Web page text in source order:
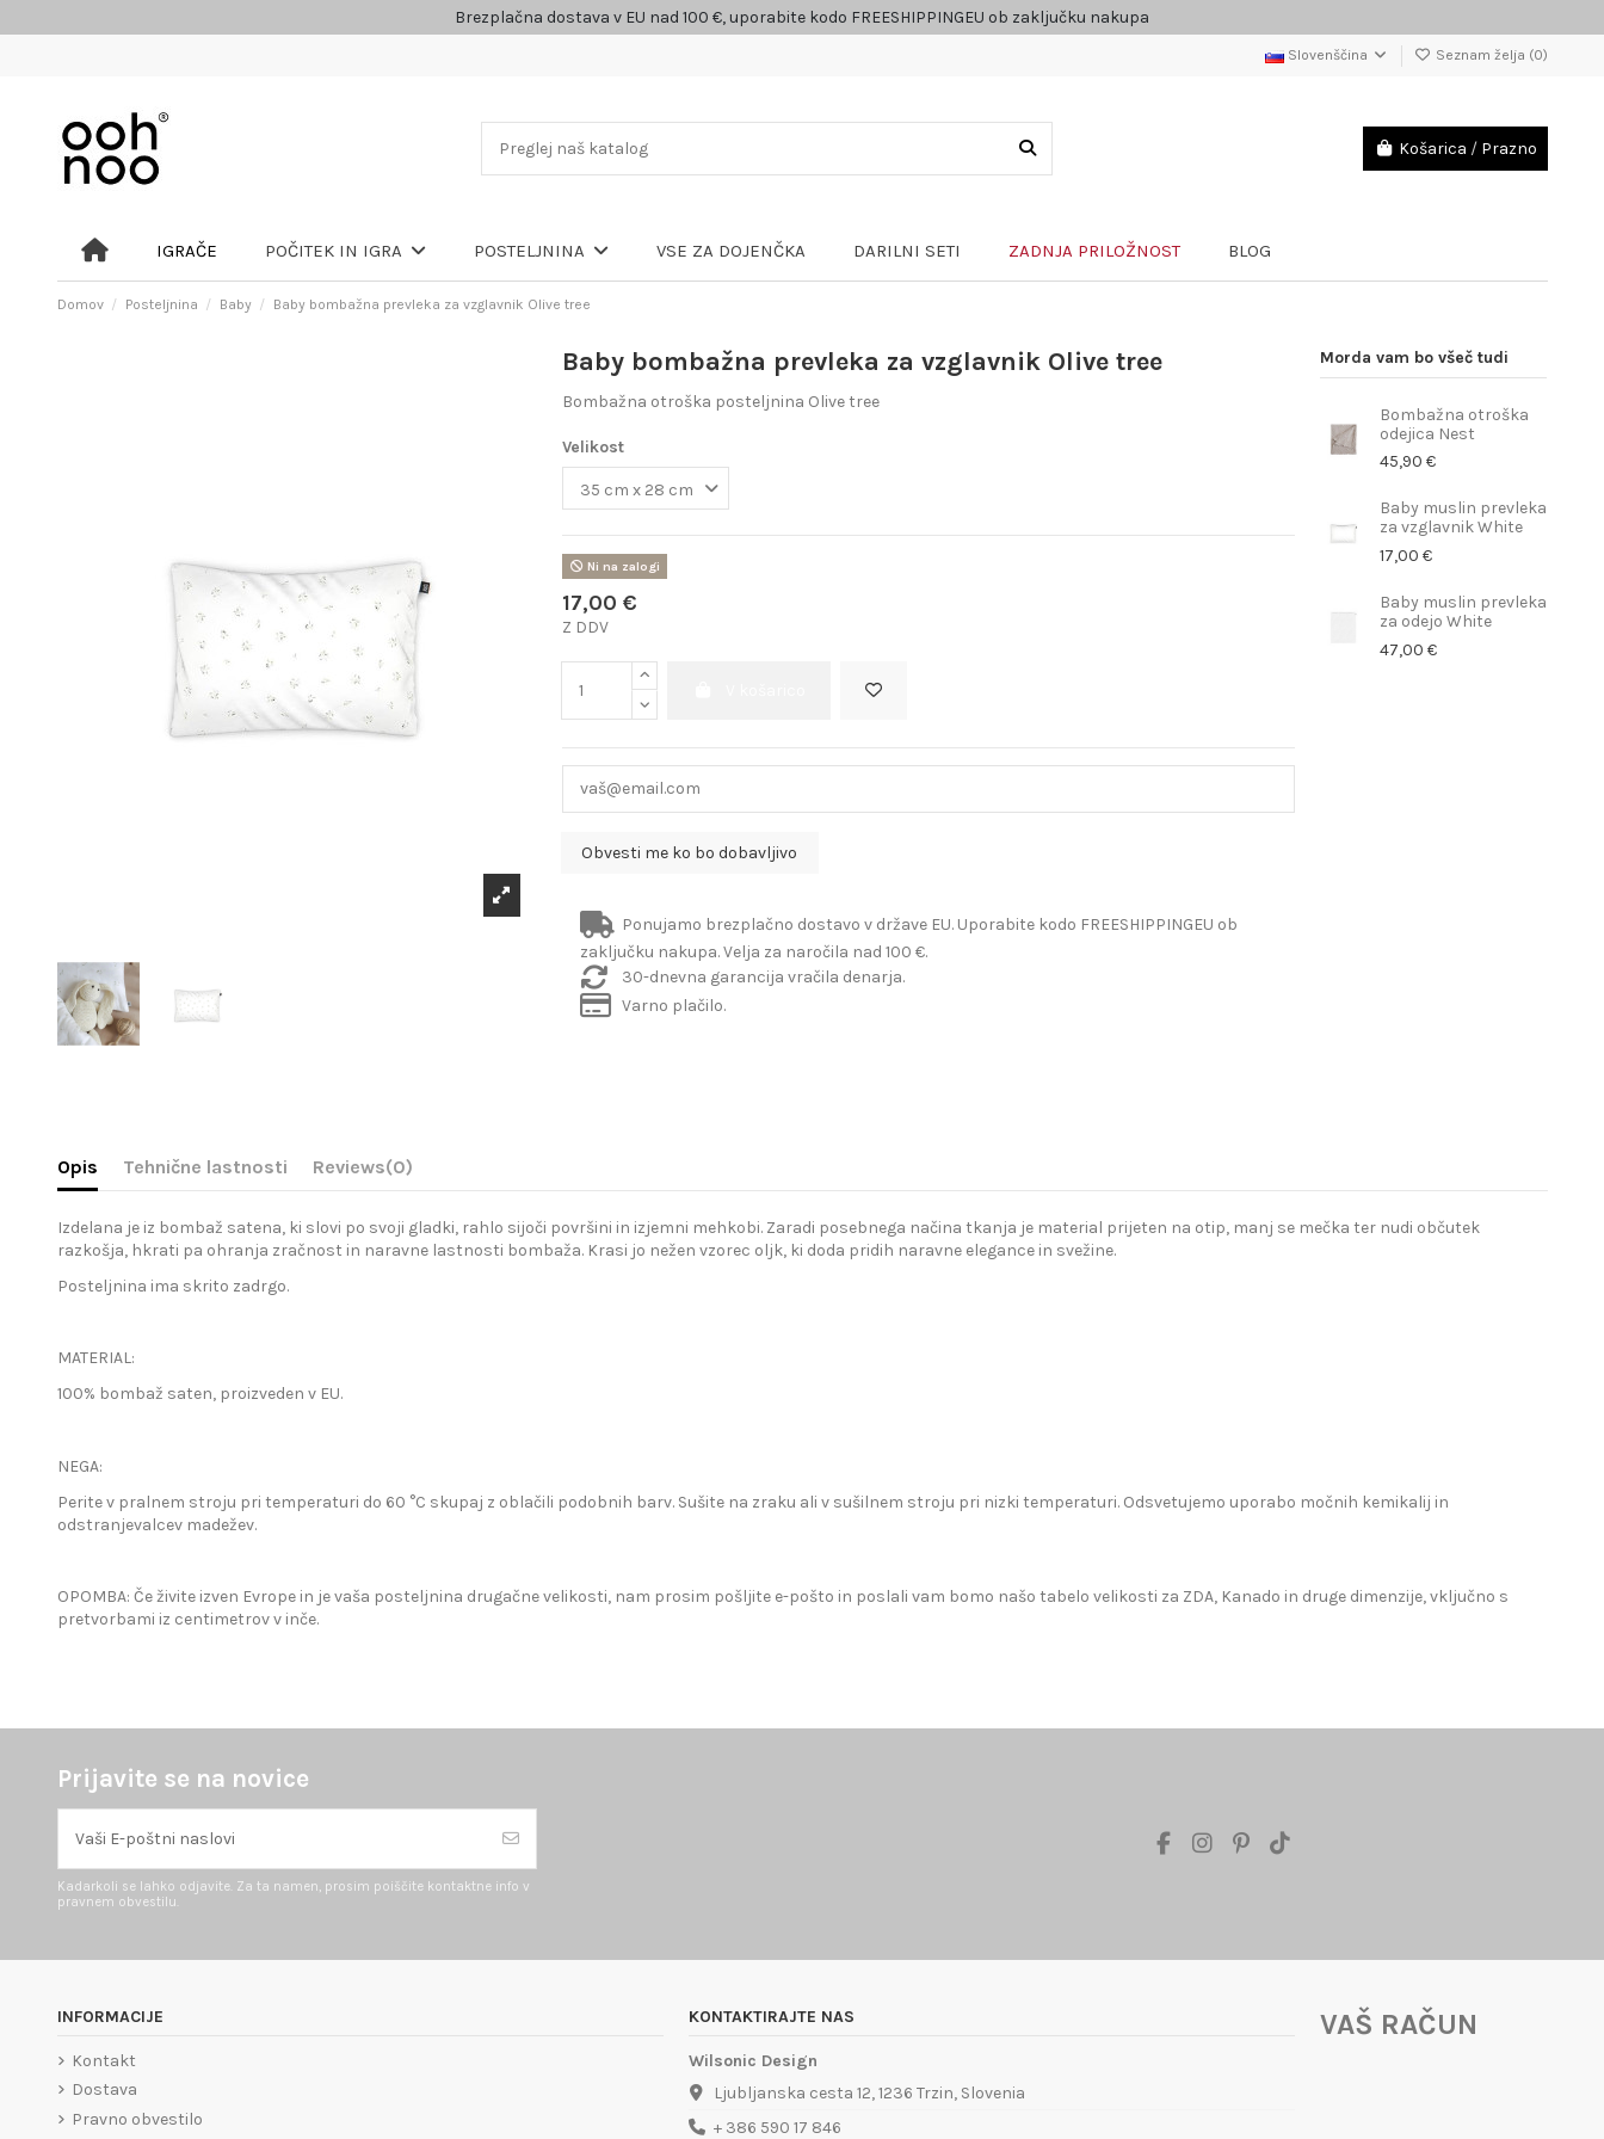
Brezplačna dostava v EU nad 100 €, uporabite kodo FREESHIPPINGEU ob zaključku nakupa
Slovenščina Seznam želja (0)
Košarica / Prazno
IGRAČE POČITEK IN IGRA POSTELJNINA VSE ZA DOJENČKA DARILNI SETI ZADNJA PRILOŽNOST BLOG
Domov Posteljnina Baby Baby bombažna prevleka za vzglavnik Olive tree
Baby bombažna prevleka za vzglavnik Olive tree
Bombažna otroška posteljnina Olive tree
Velikost
Ni na zalogi
17,00 €
Z DDV
Ponujamo brezplačno dostavo v države EU. Uporabite kodo FREESHIPPINGEU ob
zaključku nakupa. Velja za naročila nad 100 €.
30-dnevna garancija vračila denarja.
Varno plačilo.
Morda vam bo všeč tudi
Bombažna otroška
odejica Nest
45,90 €
Baby muslin prevleka
za vzglavnik White
17,00 €
Baby muslin prevleka
za odejo White
47,00 €
Opis Tehnične lastnosti Reviews(0)
Izdelana je iz bombaž satena, ki slovi po svoji gladki, rahlo sijoči površini in izjemni mehkobi. Zaradi posebnega načina tkanja je material prijeten na otip, manj se mečka ter nudi občutek
razkošja, hkrati pa ohranja zračnost in naravne lastnosti bombaža. Krasi jo nežen vzorec oljk, ki doda pridih naravne elegance in svežine.
Posteljnina ima skrito zadrgo.
MATERIAL:
100% bombaž saten, proizveden v EU.
NEGA:
Perite v pralnem stroju pri temperaturi do 60 °C skupaj z oblačili podobnih barv. Sušite na zraku ali v sušilnem stroju pri nizki temperaturi. Odsvetujemo uporabo močnih kemikalij in
odstranjevalcev madežev.
OPOMBA: Če živite izven Evrope in je vaša posteljnina drugačne velikosti, nam prosim pošljite e-pošto in poslali vam bomo našo tabelo velikosti za ZDA, Kanado in druge dimenzije, vključno s
pretvorbami iz centimetrov v inče.
Prijavite se na novice
Kadarkoli se lahko odjavite. Za ta namen, prosim poiščite kontaktne info v
pravnem obvestilu.
INFORMACIJE
Kontakt
Dostava
Pravno obvestilo
KONTAKTIRAJTE NAS
Wilsonic Design
Ljubljanska cesta 12, 1236 Trzin, Slovenia
+ 386 590 17 846
VAŠ RAČUN